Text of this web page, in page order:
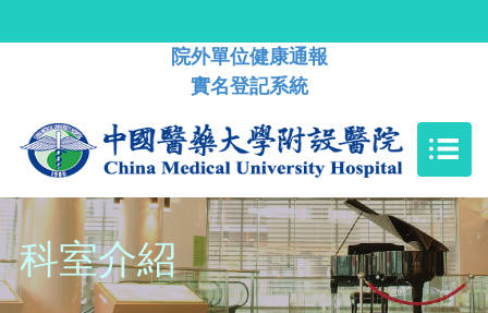
院外單位健康通報
實名登記系統
科室介紹